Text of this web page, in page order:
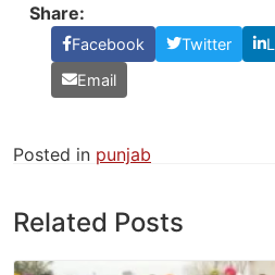
Share:
Facebook Twitter
Email
Posted in punjab
Related Posts